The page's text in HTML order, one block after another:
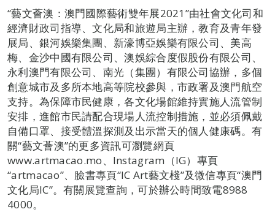
“藝文薈澳：澳門國際藝術雙年展2021”由社會文化司和
經濟財政司指導、文化局和旅遊局主辦，教育及青年發
展局、銀河娛樂集團、新濠博亞娛樂有限公司、美高
梅、金沙中國有限公司、澳娛綜合度假股份有限公司、
永利澳門有限公司、南光（集團）有限公司協辦，多個
創意城市及多所本地高等院校參與，市政署及澳門航空
支持。為保障市民健康，各文化場館維持實施人流管制
安排，進館市民請配合現場人流控制措施，並必須佩戴
自備口罩、接受體溫探測及出示當天的個人健康碼。有
關“藝文薈澳”的更多資訊可瀏覽網頁
www.artmacao.mo、Instagram（IG）專頁
“artmacao”、臉書專頁“IC Art藝文棧”及微信專頁“澳門
文化局IC”。有關展覽查詢，可於辦公時間致電8988
4000。